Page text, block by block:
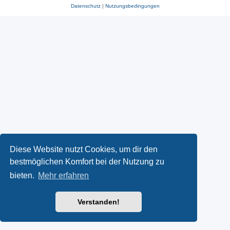
Diese Website nutzt Cookies, um dir den
bestmöglichen Komfort bei der Nutzung zu
bieten. Mehr erfahren
Verstanden!
Datenschutz| Nutzungsbedingungen